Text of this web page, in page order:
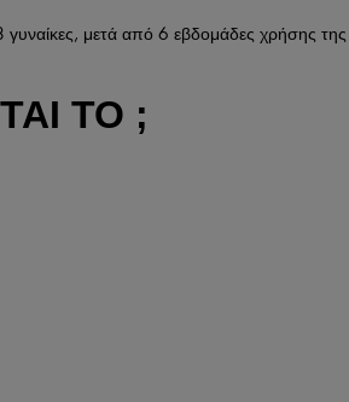
μετά από 6 εβδομάδες χρήσης
ΤΟ ;